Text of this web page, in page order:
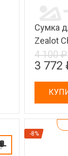
Сумка
Zealot
4 100 ₽
3 772
-8%